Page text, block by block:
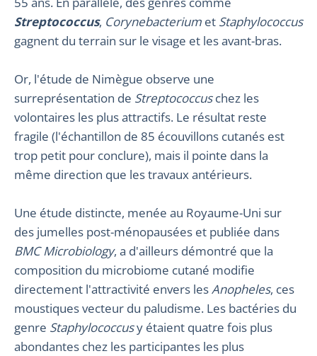
Streptococcus, Corynebacterium et Staphylococcus
gagnent du terrain sur le visage et les avant-bras.
Or, l'étude de Nimègue observe une
surreprésentation de Streptococcuschez les
volontaires les plus attractifs. Le résultat reste
fragile (l'échantillon de 85 écouvillons cutanés est
trop petit pour conclure), mais il pointe dans la
même direction que les travaux antérieurs.
Une étude distincte, menée au Royaume-Uni sur
des jumelles post-ménopausées et publiée dans
BMC Microbiology, a d'ailleurs démontré que la
composition du microbiome cutané modifie
directement l'attractivité envers lesAnopheles, ces
moustiques vecteur du paludisme. Les bactéries du
genre Staphylococcusy étaient quatre fois plus
abondantes chez les participantes les plus